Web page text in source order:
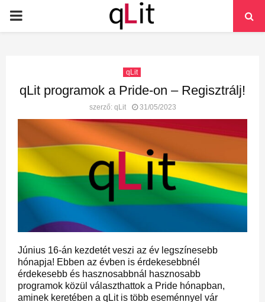
PRIMARY
qLit
qLit programok a Pride-on – Regisztrálj!
szerző: qLit 31/05/2023
Június 16-án kezdetét veszi az év legszínesebb
hónapja! Ebben az évben is érdekesebbnél
érdekesebb és hasznosabbnál hasznosabb
programok közül választhattok a Pride hónapban,
aminek keretében a qLit is több eseménnyel vár